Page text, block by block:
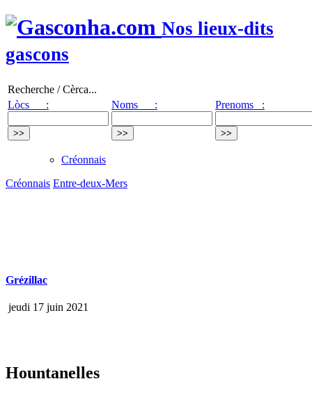
Nos lieux-dits
gascons
Recherche / Cèrca...
Lòcs :
Noms : Prenoms :
Créonnais
Créonnais Entre-deux-Mers
Grézillac
jeudi 17 juin 2021
Hountanelles